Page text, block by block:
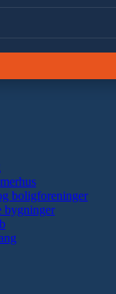
boligforeninger
bygninger